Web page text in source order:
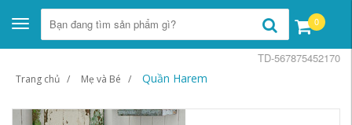
Toggle
navigation
0
Trang chủ Mẹ và Bé Quần Harem
TD-567875452170